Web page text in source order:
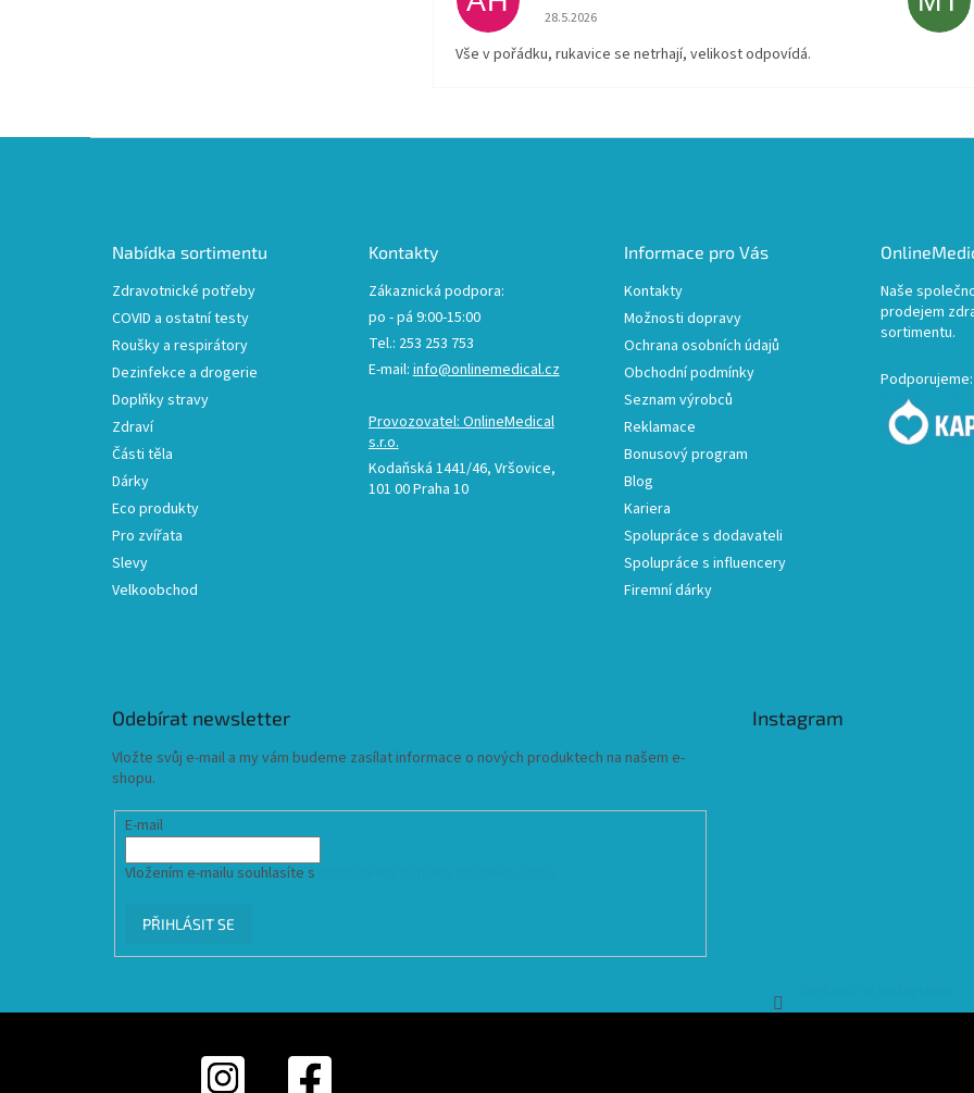
Hodnocení obchodu je 5 z 5 hvězdiček.
28.5.2026
Vše v pořádku, rukavice se netrhají, velikost odpovídá.
Nabídka sortimentu
Zdravotnické potřeby
COVID a ostatní testy
Roušky a respirátory
Dezinfekce a drogerie
Doplňky stravy
Zdraví
Části těla
Dárky
Eco produkty
Pro zvířata
Slevy
Velkoobchod
Kontakty
Zákaznická podpora:
po - pá 9:00-15:00
Tel.: 253 253 753
E-mail: info@onlinemedical.cz
Provozovatel: OnlineMedical
s.r.o.
Kodaňská 1441/46, Vršovice,
101 00 Praha 10
Informace pro Vás
Kontakty
Možnosti dopravy
Ochrana osobních údajů
Obchodní podmínky
Seznam výrobců
Reklamace
Bonusový program
Blog
Kariera
Spolupráce s dodavateli
Spolupráce s influencery
Firemní dárky
Naše
prodejem
sortimentu.
Podporujeme:
Odebírat newsletter
Vložte svůj e-mail a my vám budeme zasílat informace o nových produktech na našem e-
shopu.
E-mail
Vložením e-mailu souhlasíte s
PŘIHLÁSIT SE
Instagram